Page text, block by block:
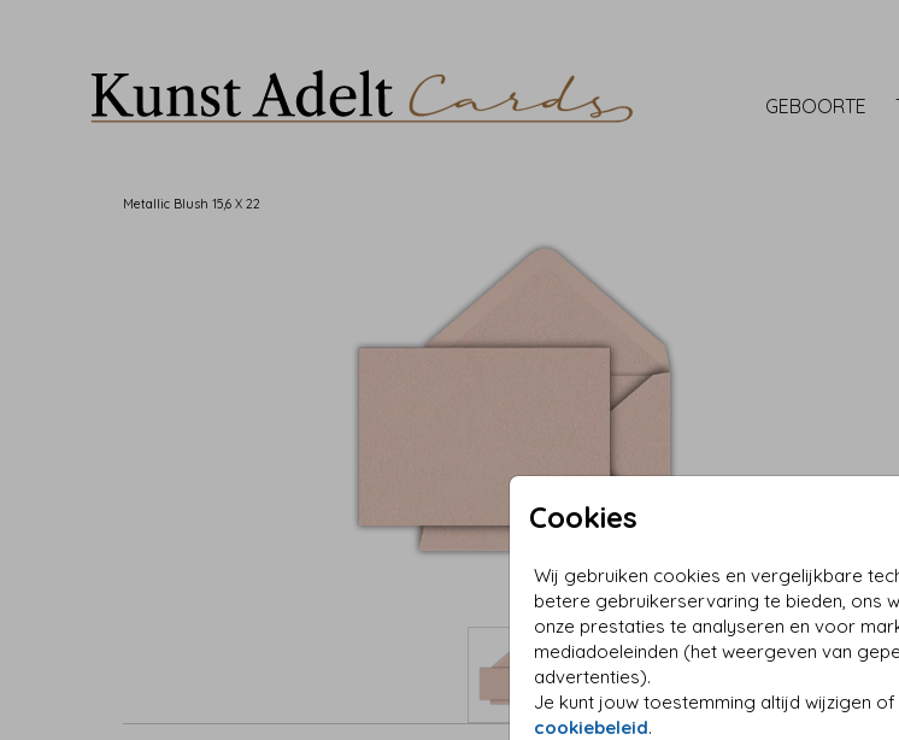
GEBOORTE
Cookies
Wij gebruiken cookies en vergelijkbare
betere gebruikerservaring te bieden, ons
onze prestaties te analyseren en voor
mediadoeleinden (het weergeven van
advertenties).
Je kunt jouw toestemming altijd wijzigen
cookiebeleid.
Metallic Blush 15,6 X 22